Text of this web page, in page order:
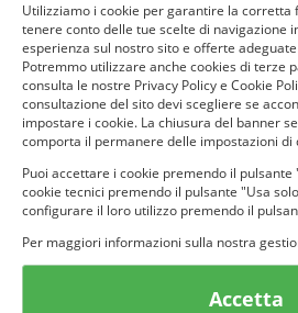
© provaprodottigratis.it 2023 | All Rights
Categorie in evidenza
Utilizziamo i cookie per garantire la corretta
tenere conto delle tue scelte di navigazione
esperienza sul nostro sito e offerte
Potremmo utilizzare anche cookies di terze
consulta le nostre Privacy Policy e Cookie
consultazione del sito devi scegliere se
impostare i cookie. La chiusura del banner
comporta il permanere delle impostazioni di
Puoi accettare i cookie premendo il
cookie tecnici premendo il pulsante "Usa
configurare il loro utilizzo premendo il
Per maggiori informazioni sulla nostra
Accetta